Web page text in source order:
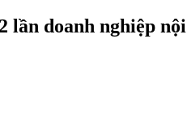
lần doanh nghiệp nội